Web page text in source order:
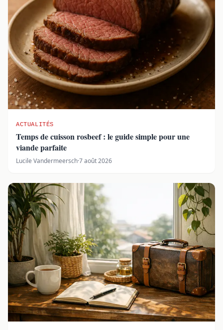
ACTUALITÉS
Temps de cuisson rosbeef : le guide simple pour une
viande parfaite
Lucile Vandermeersch·7 août 2026